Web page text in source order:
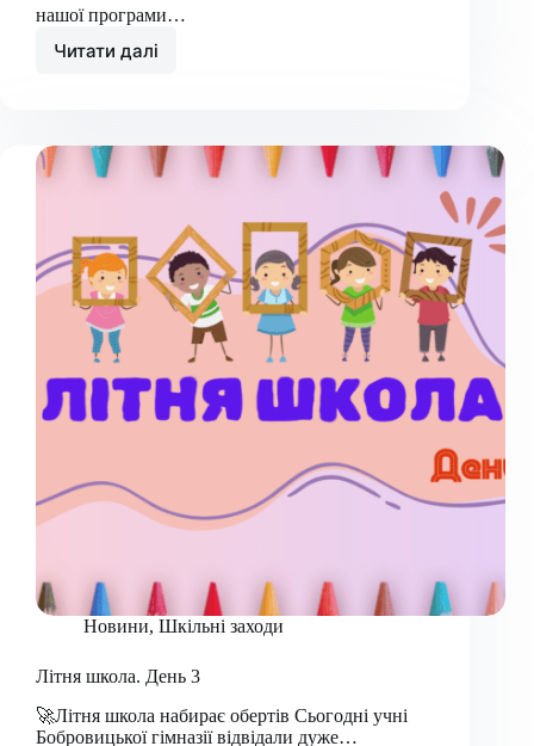
нашої програми…
Читати далі
Літня
Новини, Шкільні заходи
Літня школа. День 3
🚀Літня школа набирає обертів Сьогодні учні
Бобровицької гімназії відвідали дуже…